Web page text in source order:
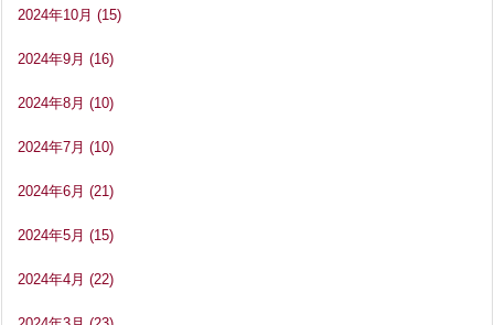
2024年10月 (15)
2024年9月 (16)
2024年8月 (10)
2024年7月 (10)
2024年6月 (21)
2024年5月 (15)
2024年4月 (22)